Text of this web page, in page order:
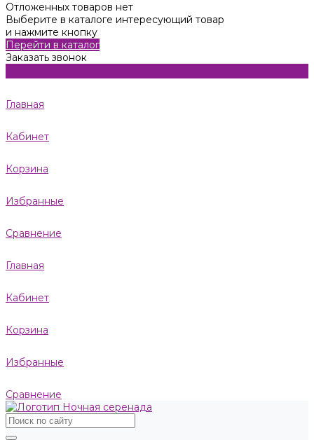
Отложенных товаров нет
Выберите в каталоге интересующий товар
и нажмите кнопку
Перейти в каталог
Заказать звонок
Главная
Кабинет
Корзина
Избранные
Сравнение
Главная
Кабинет
Корзина
Избранные
Сравнение